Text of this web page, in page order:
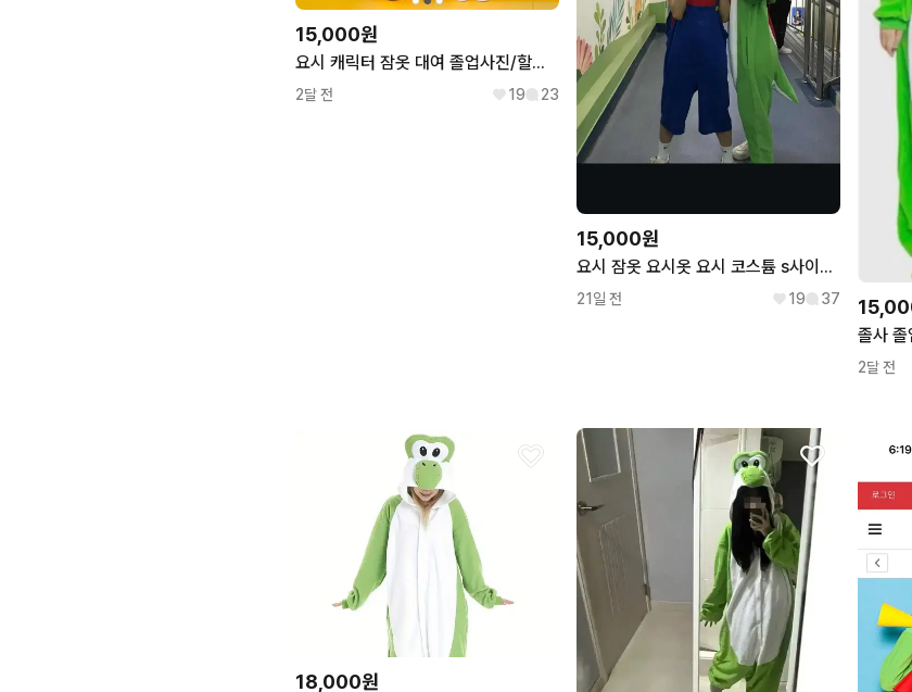
15,000원
요시 캐릭터 잠옷 대여 졸업사진/할로윈 등
2달 전 19 23
15,000원
요시 잠옷 요시옷 요시 코스튬 s사이즈 대여
21일 전 19 37
2달 전
18,000원